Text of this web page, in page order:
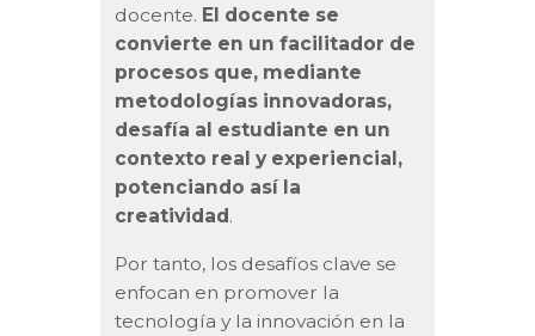
docente. El docente se
convierte en un facilitador de
procesos que, mediante
metodologías innovadoras,
desafía al estudiante en un
contexto real y experiencial,
potenciando así la
creatividad .
Por tanto, los desafíos clave se
enfocan en promover la
tecnología y la innovación en la